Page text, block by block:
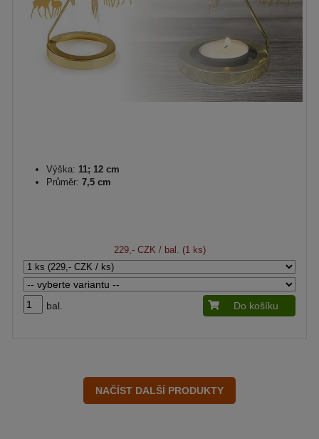
Výška: 11; 12 cm
Průměr: 7,5 cm
229,- CZK / bal. (1 ks)
bal. Do košíku